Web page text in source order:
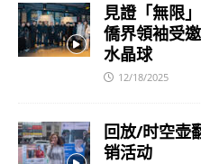
見證「無限
僑界領袖受
水晶球
12/18/2025
回放/时空壶
销活动